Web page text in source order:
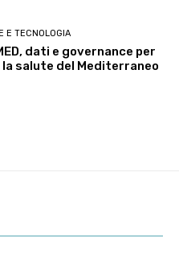
E TECNOLOGIA
dati e governance per
salute del Mediterraneo